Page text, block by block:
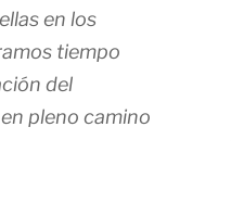
en los
tiempo
del
pleno camino